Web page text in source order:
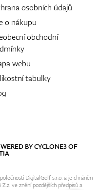
osobních údajů
o nákupu
obchodní
webu
tabulky
BYCYCLONE3OF
DigitalGolf s.r.o. a je chráněn
ve znění pozdějších předpisů a